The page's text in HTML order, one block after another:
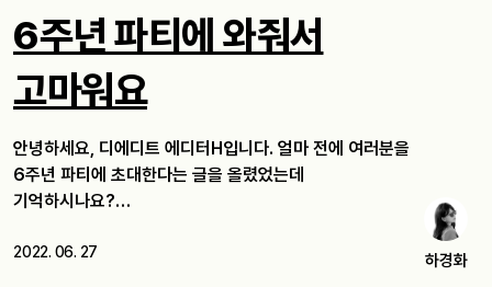
6주년 파티에 와줘서
고마워요
안녕하세요, 디에디트 에디터H입니다. 얼마 전에 여러분을
6주년 파티에 초대한다는 글을 올렸었는데
기억하시나요?…
2022. 06. 27 하경화